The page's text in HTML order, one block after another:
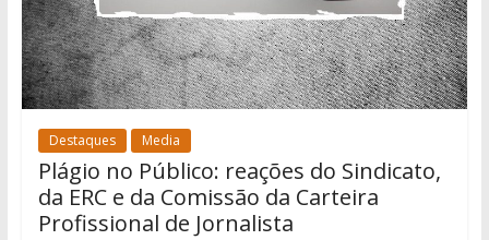
Destaques Media
Plágio no Público: reações do Sindicato,
da ERC e da Comissão da Carteira
Profissional de Jornalista